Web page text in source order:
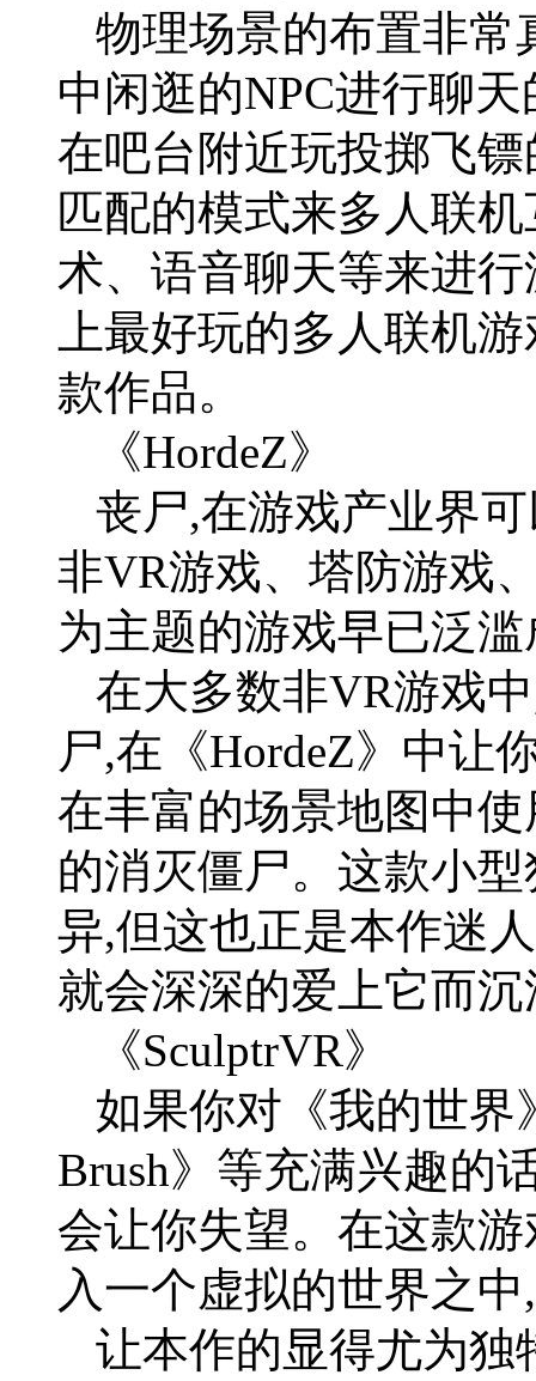
物理场景的布置非常
中闲逛的NPC进行聊
在吧台附近玩投掷飞
匹配的模式来多人联
术、语音聊天等来进
上最好玩的多人联机
款作品。
《HordeZ》
丧尸,在游戏产业界
非VR游戏、塔防游戏
为主题的游戏早已泛
在大多数非VR游戏
尸,在《HordeZ》中让
在丰富的场景地图中
的消灭僵尸。这款小
异,但这也正是本作迷
就会深深的爱上它而
《SculptrVR》
如果你对《我的世
Brush》等充满兴趣的
会让你失望。在这款
入一个虚拟的世界之
让本作的显得尤为独